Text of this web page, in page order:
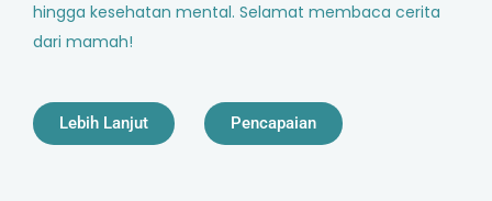
hingga kesehatan mental. Selamat membaca cerita
dari mamah!
Lebih Lanjut Pencapaian